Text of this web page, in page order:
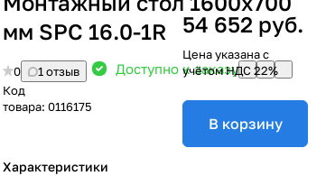
мм SPC 16.0-1R
0
1 отзыв
Код
товара: 0116175
Доступно к заказу
Характеристики
54 652 руб.
Цена указана с
учётом НДС 22%
В корзину